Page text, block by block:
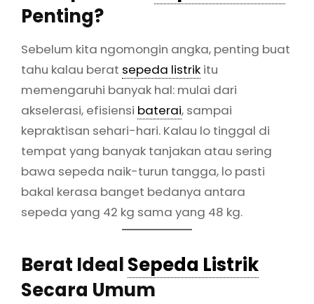
Penting?
Sebelum kita ngomongin angka, penting buat
tahu kalau berat sepeda listrik itu
memengaruhi banyak hal: mulai dari
akselerasi, efisiensi baterai, sampai
kepraktisan sehari-hari. Kalau lo tinggal di
tempat yang banyak tanjakan atau sering
bawa sepeda naik-turun tangga, lo pasti
bakal kerasa banget bedanya antara
sepeda yang 42 kg sama yang 48 kg.
Berat IdealSepeda Listrik
Secara Umum